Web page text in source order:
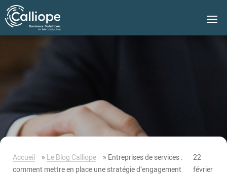
Groupe
Accueil » Le Blog Calliope » Entreprises de services :
comment mettre en place une stratégie d’engagement
22
février